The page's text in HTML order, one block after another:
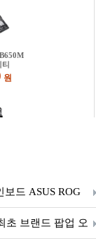
보드 ASUS ROG
초 브랜드 팝업 오